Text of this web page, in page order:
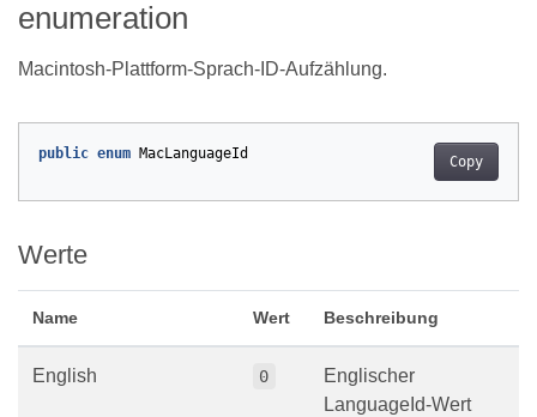
enumeration
Macintosh-Plattform-Sprach-ID-Aufzählung.
Copy
public enum MacLanguageId
Werte
Name Wert Beschreibung
English 0
Englischer
LanguageId-Wert